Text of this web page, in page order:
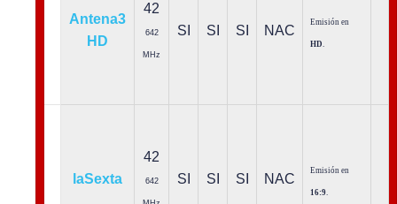
Antena3
HD
42
642
MHz
SI SI SI NAC
Emisión en
HD
laSexta
42
642 SI SI SI NAC
Emisión en
16:9